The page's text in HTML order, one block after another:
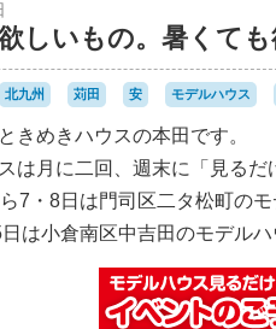
しいもの。暑くても
北九州 苅田 安 モデルハウス
きめきハウスの本田です。
は月に二回、週末に「見るだ
7・8日は門司区二タ松町のモ
は小倉南区中吉田のモデルハ